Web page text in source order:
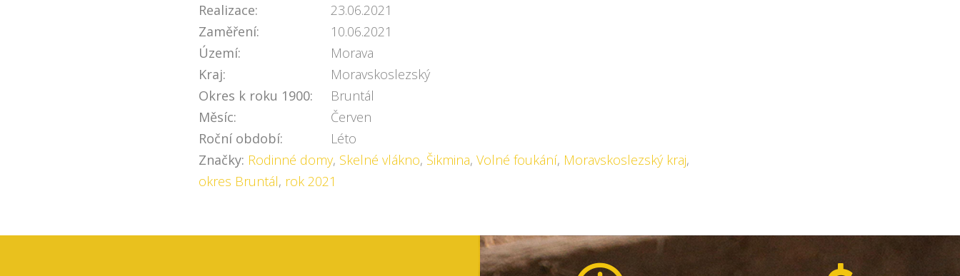
Realizace:
23.06.2021
Zaměření:
10.06.2021
Území:
Morava
Kraj:
Moravskoslezský
Okres k roku 1900:
Bruntál
Měsíc:
Červen
Roční období:
Léto
Značky: Rodinné domy, Skelné vlákno, Šikmina,Volné foukání, Moravskoslezský kraj,
okres Bruntál, rok 2021